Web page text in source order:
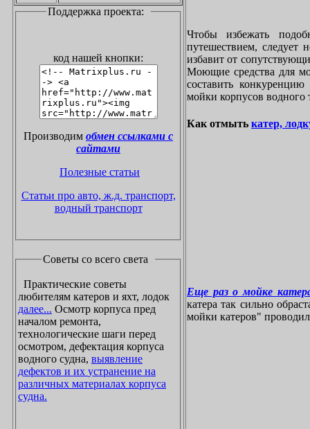
Поддержка проекта:
код нашей кнопки:
Производим обмен ссылками с
сайтами
Полезные статьи
Статьи про авто, ж.д. транспорт,
водный транспорт
Советы со всего света
Практические советы
любителям катеров и яхт, лодок
далее... Осмотр корпуса пред
началом ремонта,
технологические шаги перед
осмотром, дефектация корпуса
водного судна, выявление
дефектов и их устранение на
различных материалах корпуса
судна.
Чтобы избежать
путешествием, следует
избавит от
Моющие средства для
составить
мойки корпусов водного
Как отмыть катер,
Еще раз о мойке
катера так сильно
мойки катеров"